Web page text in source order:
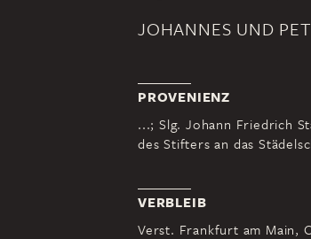
JOHANNES UND
PROVENIENZ
...; Slg. Johann Friedrich
des Stifters an das
VERBLEIB
Verst. Frankfurt am Main,